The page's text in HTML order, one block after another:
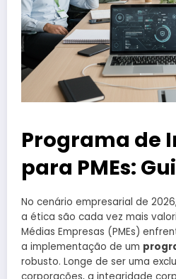
Programa de
para PMEs:
No cenário empresarial de
a ética são cada vez mais
Médias Empresas (PMEs)
a implementação de um
robusto. Longe de ser uma